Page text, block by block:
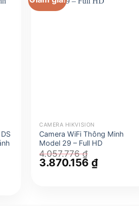
CAMERA HIKVISION
Camera WiFi Thông Minh
Model 29 – Full HD
4.057.776₫
Giá
gốc
3.870.156₫Giá